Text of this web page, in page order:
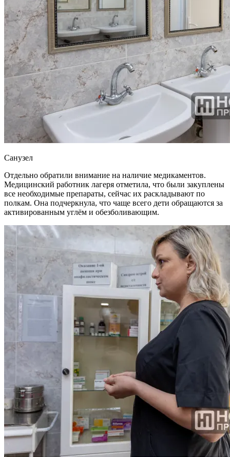
Санузел
Отдельно обратили внимание на наличие медикаментов.
Медицинский работник лагеря отметила, что были закуплены
все необходимые препараты, сейчас их раскладывают по
полкам. Она подчеркнула, что чаще всего дети обращаются за
активированным углём и обезболивающим.